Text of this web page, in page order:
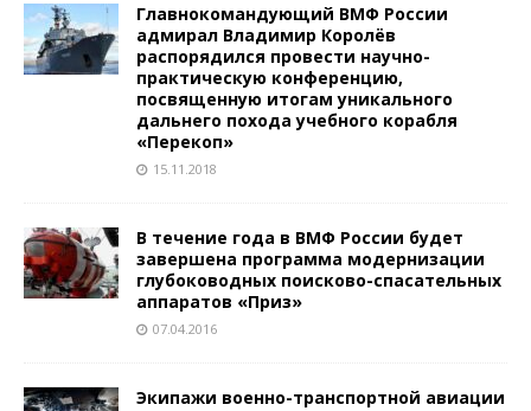
Главнокомандующий ВМФ России
адмирал Владимир Королёв
распорядился провести научно-
практическую конференцию,
посвященную итогам уникального
дальнего похода учебного корабля
«Перекоп»
15.11.2018
В течение года в ВМФ России будет
завершена программа модернизации
глубоководных поисково-спасательных
аппаратов «Приз»
07.04.2016
Экипажи военно-транспортной авиации